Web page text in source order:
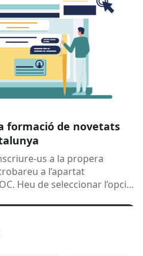
formació de novetats
us a la propera
a l’apartat
Heu de seleccionar l’opció